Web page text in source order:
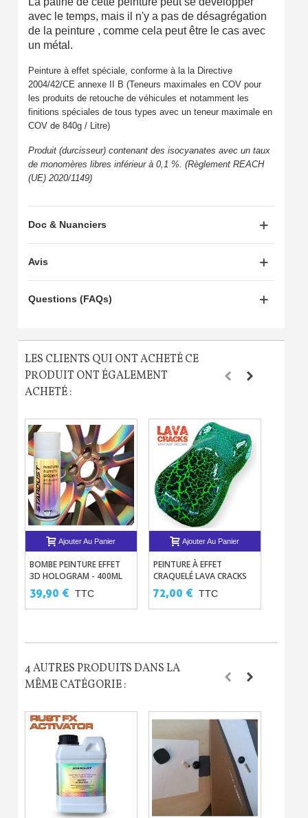
avec le temps, mais il n'y a pas de désagrégation
de la peinture , comme cela peut être le cas avec
un métal.
Peinture à effet spéciale, conforme à la la Directive
2004/42/CE annexe II B (Teneurs maximales en COV pour
les produits de retouche de véhicules et notamment les
finitions spéciales de tous types avec un teneur maximale en
COV de 840g / Litre)
Produit (durcisseur) contenant des isocyanates avec un taux
de monomères libres inférieur à 0,1 %. (Règlement REACH
(UE) 2020/1149)
Doc & Nuanciers
Avis
Questions (FAQs)
LES CLIENTS QUI ONT ACHETÉ CE
PRODUIT ONT ÉGALEMENT
ACHETÉ :
Ajouter Au Panier
BOMBE PEINTURE EFFET
3D HOLOGRAM - 400ML
39,90 € TTC
Ajouter Au Panier
PEINTURE À EFFET
CRAQUELÉ LAVA CRACKS
72,00 € TTC
4 AUTRES PRODUITS DANS LA
MÊME CATÉGORIE :